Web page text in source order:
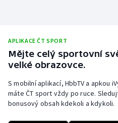
Plážový volejbal
Ragby
Rychlobruslení
Rychlostní kanoistika
APLIKACE ČT SPORT
Mějte celý sportovní
velké obrazovce.
S mobilní aplikací, HbbTV a apkou
máte ČT sport vždy po ruce.
bonusový obsah kdekoli a kdykoli.